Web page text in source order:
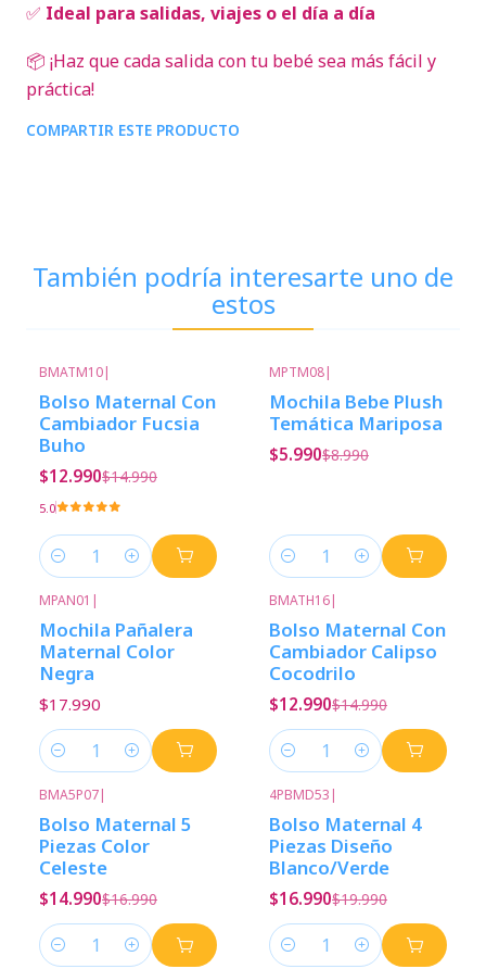
✅ Ideal para salidas, viajes o el día a día
📦 ¡Haz que cada salida con tu bebé sea más fácil y
práctica!
COMPARTIR ESTE PRODUCTO
También podría interesarte uno de
estos
BMATM10|
Bolso Maternal Con
Cambiador Fucsia
Buho
$12.990$14.990
5.0
Cantidad
MPTM08|
Mochila Bebe Plush
Temática Mariposa
$5.990$8.990
Cantidad
MPAN01 |
Mochila Pañalera
Maternal Color
Negra
$17.990
Cantidad
BMATH16|
Bolso Maternal Con
Cambiador Calipso
Cocodrilo
$12.990$14.990
Cantidad
BMA5P07|
Bolso Maternal 5
Piezas Color
Celeste
$14.990$16.990
Cantidad
Nuevo
4PBMD53 |
Bolso Maternal 4
Piezas Diseño
Blanco/Verde
$16.990$19.990
Cantidad